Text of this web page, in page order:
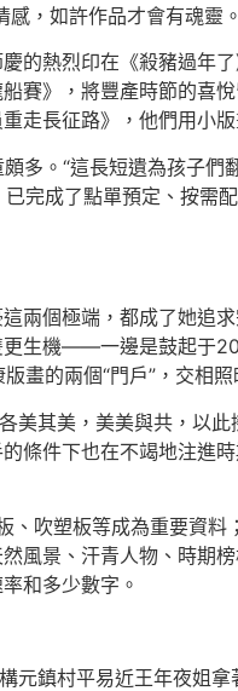
，如許作品才會有魂靈
的熱烈印在《殺豬過年
賽》，將豐產時節的喜
重走長征路》，他們用小
多。“這長短遺為孩子們
完成了點單預定、按需
兩個極端，都成了她追
生機——一邊是鼓起于
畫的兩個“門戶”，交相照
美其美，美美與共，以
條件下也在不竭地注進
、吹塑板等成為重要資
風景、汗青人物、時期
和多少數字。
元鎮村平易近王年夜姐拿